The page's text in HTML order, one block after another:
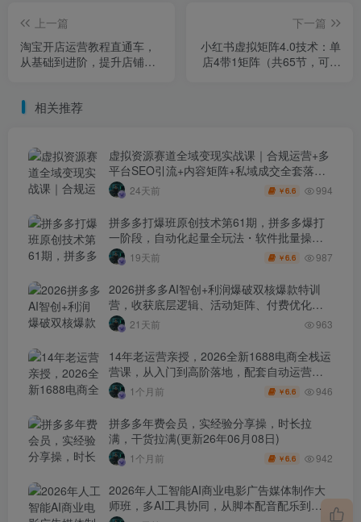
上一篇
淘宝开店运营教程直通车，
从基础到进阶，提升店铺流
下一篇
小红书虚拟矩阵4.0技术：单
店4带1矩阵（共65节，可工
相关推荐
虚拟资源赛道全域变现实战课｜合规运营+多
平台SEO引流+内容矩阵+私域成交全套落地
玩法24天前 ￥6.6 994
拼多多打爆班原创技术第61期，拼多多爆打
一阶段，自动化起量全玩法・软件批量操
作・投产优化・大促矩阵实战课
19天前 ￥6.6 987
2026拼多多AI智创+利润爆破双核爆款特训
营，收获底层逻辑、活动矩阵、付费优化、
0-1打爆SOP
21天前 963
14年老运营亲授，2026全新1688电商全栈运
营课，从入门到高阶落地，配套自动运营表
+工具包+直播诊断等
1个月前 ￥6.6 946
拼多多年费会员，实经验分享操，时长拉
满，干货拉满(更新26年06月08日)
1个月前 ￥6.6 942
2026年人工智能AI商业电影广告媒体制作大
师班，多AI工具协同，从脚本配音配乐到电